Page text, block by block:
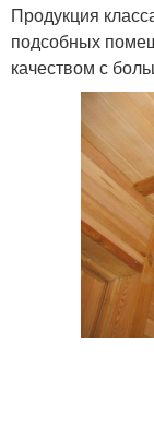
Продукция
подсобных
качеством с